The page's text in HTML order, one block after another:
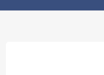
e